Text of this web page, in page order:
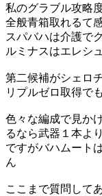
私のグラブル攻略
全般青箱取れるて
スパバハは介護で
ルミナスはエレシ
第二候補がシェロ
リプルゼロ取得で
色々な編成で見か
るなら武器１本よ
ですがバハムート
ん
ここまで質問して